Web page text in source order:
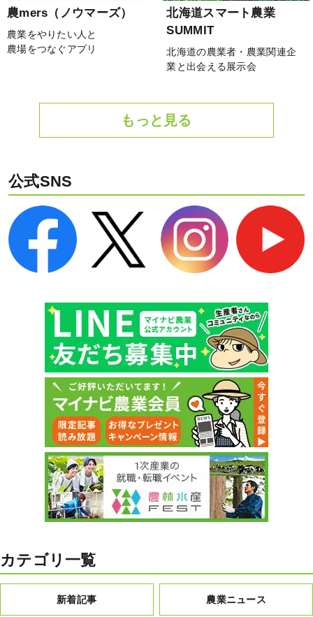
農mers（ノウマーズ）
農業をやりたい人と
農場をつなぐアプリ
北海道スマート農業
SUMMIT
北海道の農業者・農業関連企
業と出会える展示会
もっと見る
公式SNS
カテゴリ一覧
新着記事 農業ニュース